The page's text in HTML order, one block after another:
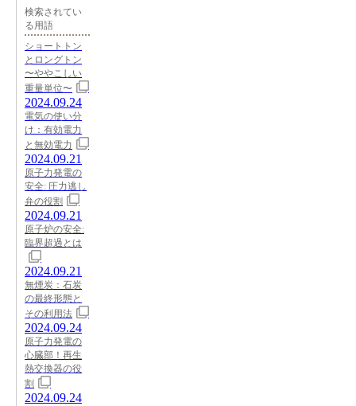
検索されてい
る用語
ショートトン
とロングトン
〜ややこしい
重量単位〜
2024.09.24
電気の使い分
け：有効電力
と無効電力
2024.09.21
原子力発電の
安全: 圧力逃し
弁の役割
2024.09.21
原子炉の安全:
臨界超過とは
2024.09.21
無煙炭：石炭
の最終形態と
その利用法
2024.09.24
原子力発電の
心臓部！再生
熱交換器の役
割
2024.09.24